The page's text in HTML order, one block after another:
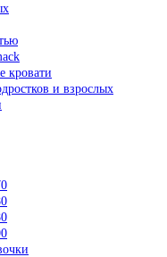
кровати
и взрослых